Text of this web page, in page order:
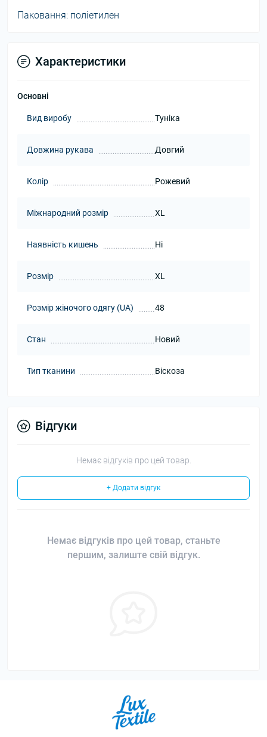
Паковання: поліетилен
Характеристики
Основні
Вид виробу Туніка
Довжина рукава Довгий
Колір Рожевий
Міжнародний розмір XL
Наявність кишень Ні
Розмір XL
Розмір жіночого одягу (UA) 48
Стан Новий
Тип тканини Віскоза
Відгуки
Немає відгуків про цей товар.
+ Додати відгук
Немає відгуків про цей товар, станьте
першим, залиште свій відгук.